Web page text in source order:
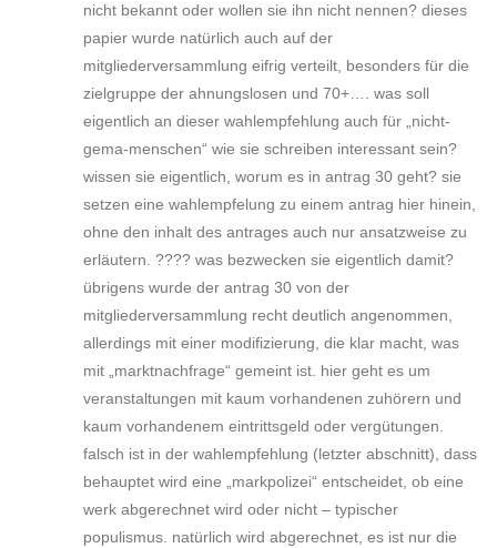
nicht bekannt oder wollen sie ihn nicht nennen? dieses
papier wurde natürlich auch auf der
mitgliederversammlung eifrig verteilt, besonders für die
zielgruppe der ahnungslosen und 70+…. was soll
eigentlich an dieser wahlempfehlung auch für „nicht-
gema-menschen“ wie sie schreiben interessant sein?
wissen sie eigentlich, worum es in antrag 30 geht? sie
setzen eine wahlempfelung zu einem antrag hier hinein,
ohne den inhalt des antrages auch nur ansatzweise zu
erläutern. ???? was bezwecken sie eigentlich damit?
übrigens wurde der antrag 30 von der
mitgliederversammlung recht deutlich angenommen,
allerdings mit einer modifizierung, die klar macht, was
mit „marktnachfrage“ gemeint ist. hier geht es um
veranstaltungen mit kaum vorhandenen zuhörern und
kaum vorhandenem eintrittsgeld oder vergütungen.
falsch ist in der wahlempfehlung (letzter abschnitt), dass
behauptet wird eine „markpolizei“ entscheidet, ob eine
werk abgerechnet wird oder nicht – typischer
populismus. natürlich wird abgerechnet, es ist nur die